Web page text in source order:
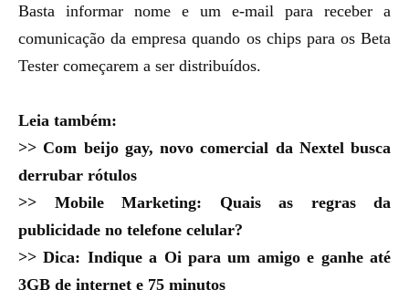
Basta informar nome e um e-mail para receber a
comunicação da empresa quando os chips para os Beta
Tester começarem a ser distribuídos.
Leia também:
>> Com beijo gay, novo comercial da Nextel busca
derrubar rótulos
>> Mobile Marketing: Quais as regras da
publicidade no telefone celular?
>>Dica: Indique a Oi para um amigo e ganhe até
3GB de internet e 75 minutos